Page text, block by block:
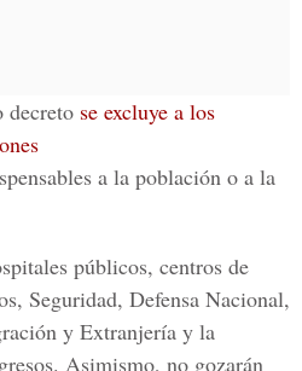
decreto se excluye a los
a la población o a la
públicos, centros de
Seguridad, Defensa Nacional,
y Extranjería y la
Asimismo, no gozarán